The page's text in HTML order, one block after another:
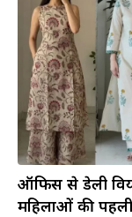
ऑफिस से डेली
महिलाओं की